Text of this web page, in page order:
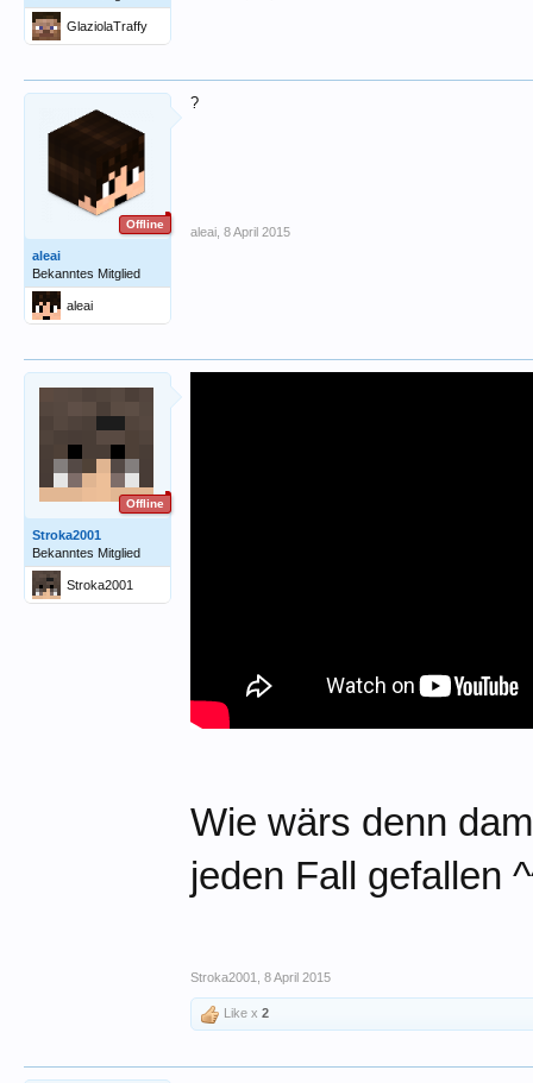
GlaziolaTraffy
Offline
aleai
Bekanntes Mitglied
aleai
?
aleai 8 April 2015
Offline
Stroka2001
Bekanntes Mitglied
Stroka2001
Wie wärs denn
jeden Fall gefallen
Stroka2001 8 April 2015
Like x 2